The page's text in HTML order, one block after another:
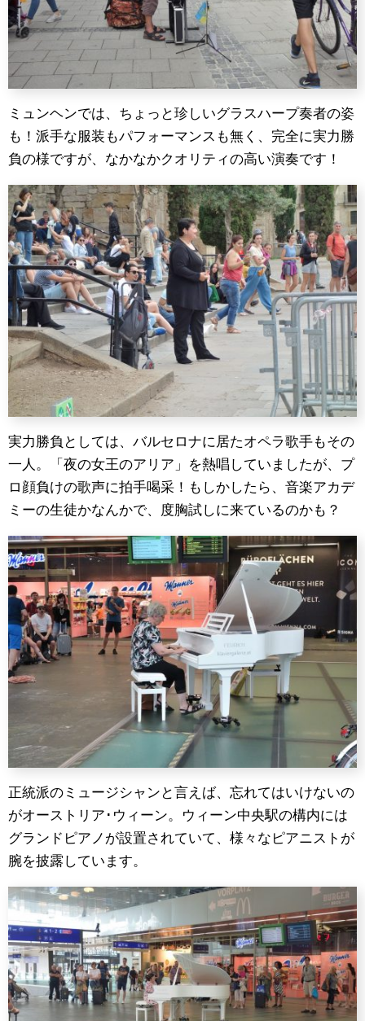
ミュンヘンでは、ちょっと珍しいグラスハープ奏者の姿
も！派手な服装もパフォーマンスも無く、完全に実力勝
負の様ですが、なかなかクオリティの高い演奏です！
実力勝負としては、バルセロナに居たオペラ歌手もその
一人。「夜の女王のアリア」を熱唱していましたが、プ
ロ顔負けの歌声に拍手喝采！もしかしたら、音楽アカデ
ミーの生徒かなんかで、度胸試しに来ているのかも？
正統派のミュージシャンと言えば、忘れてはいけないの
がオーストリア･ウィーン。ウィーン中央駅の構内には
グランドピアノが設置されていて、様々なピアニストが
腕を披露しています。